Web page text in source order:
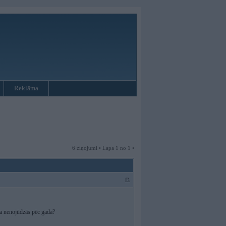
Reklāma
6 ziņojumi • Lapa 1 no 1 •
#1
pēc gada?